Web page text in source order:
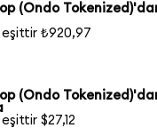
(Ondo
eşittir ₺920,97
(Ondo
$27,12